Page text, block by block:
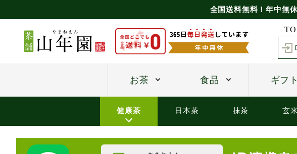
全国送料無料！年中無
お茶 食品 ギフト
健康茶 日本茶 抹茶 玄